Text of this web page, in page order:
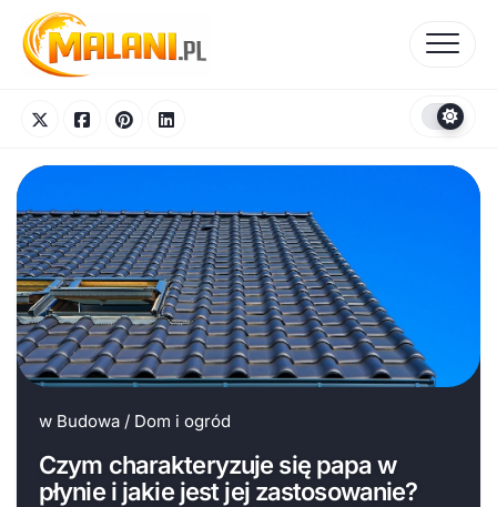
content
w Budowa / Dom i ogród
Czym charakteryzuje się papa w
płynie i jakie jest jej zastosowanie?